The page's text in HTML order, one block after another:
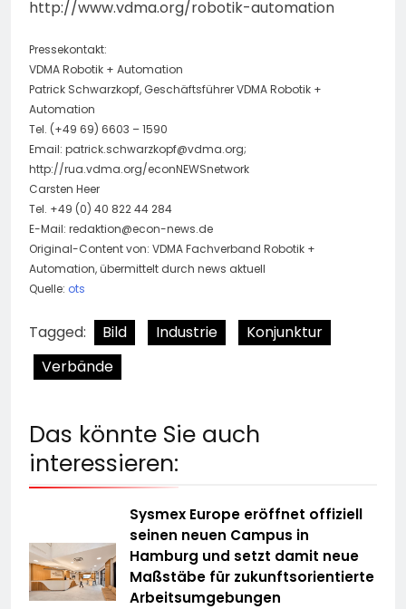
http://www.vdma.org/robotik-automation
Pressekontakt:
VDMA Robotik + Automation
Patrick Schwarzkopf, Geschäftsführer VDMA Robotik +
Automation
Tel. (+49 69) 6603 – 1590
Email: patrick.schwarzkopf@vdma.org;
http://rua.vdma.org/econNEWSnetwork
Carsten Heer
Tel. +49 (0) 40 822 44 284
E-Mail: redaktion@econ-news.de
Original-Content von: VDMA Fachverband Robotik +
Automation, übermittelt durch news aktuell
Quelle: ots
Tagged: Bild Industrie
Konjunktur
Verbände
Das könnte Sie auch
interessieren:
Sysmex Europe eröffnet offiziell
seinen neuen Campus in
Hamburg und setzt damit neue
Maßstäbe für zukunftsorientierte
Arbeitsumgebungen